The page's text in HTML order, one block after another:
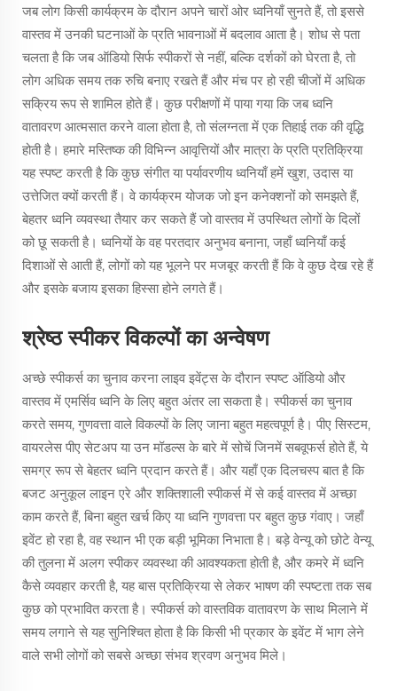
जब लोग किसी कार्यक्रम के दौरान अपने चारों ओर ध्वनियाँ सुनते हैं, तो इससे
वास्तव में उनकी घटनाओं के प्रति भावनाओं में बदलाव आता है। शोध से पता
चलता है कि जब ऑडियो सिर्फ स्पीकरों से नहीं, बल्कि दर्शकों को घेरता है, तो
लोग अधिक समय तक रुचि बनाए रखते हैं और मंच पर हो रही चीजों में अधिक
सक्रिय रूप से शामिल होते हैं। कुछ परीक्षणों में पाया गया कि जब ध्वनि
वातावरण आत्मसात करने वाला होता है, तो संलग्नता में एक तिहाई तक की वृद्धि
होती है। हमारे मस्तिष्क की विभिन्न आवृत्तियों और मात्रा के प्रति प्रतिक्रिया
यह स्पष्ट करती है कि कुछ संगीत या पर्यावरणीय ध्वनियाँ हमें खुश, उदास या
उत्तेजित क्यों करती हैं। वे कार्यक्रम योजक जो इन कनेक्शनों को समझते हैं,
बेहतर ध्वनि व्यवस्था तैयार कर सकते हैं जो वास्तव में उपस्थित लोगों के दिलों
को छू सकती है। ध्वनियों के वह परतदार अनुभव बनाना, जहाँ ध्वनियाँ कई
दिशाओं से आती हैं, लोगों को यह भूलने पर मजबूर करती हैं कि वे कुछ देख रहे हैं
और इसके बजाय इसका हिस्सा होने लगते हैं।
श्रेष्ठ स्पीकर विकल्पों का अन्वेषण
अच्छे स्पीकर्स का चुनाव करना लाइव इवेंट्स के दौरान स्पष्ट ऑडियो और
वास्तव में एमर्सिव ध्वनि के लिए बहुत अंतर ला सकता है। स्पीकर्स का चुनाव
करते समय, गुणवत्ता वाले विकल्पों के लिए जाना बहुत महत्वपूर्ण है। पीए सिस्टम,
वायरलेस पीए सेटअप या उन मॉडल्स के बारे में सोचें जिनमें सबवूफर्स होते हैं, ये
समग्र रूप से बेहतर ध्वनि प्रदान करते हैं। और यहाँ एक दिलचस्प बात है कि
बजट अनुकूल लाइन एरे और शक्तिशाली स्पीकर्स में से कई वास्तव में अच्छा
काम करते हैं, बिना बहुत खर्च किए या ध्वनि गुणवत्ता पर बहुत कुछ गंवाए। जहाँ
इवेंट हो रहा है, वह स्थान भी एक बड़ी भूमिका निभाता है। बड़े वेन्यू को छोटे वेन्यू
की तुलना में अलग स्पीकर व्यवस्था की आवश्यकता होती है, और कमरे में ध्वनि
कैसे व्यवहार करती है, यह बास प्रतिक्रिया से लेकर भाषण की स्पष्टता तक सब
कुछ को प्रभावित करता है। स्पीकर्स को वास्तविक वातावरण के साथ मिलाने में
समय लगाने से यह सुनिश्चित होता है कि किसी भी प्रकार के इवेंट में भाग लेने
वाले सभी लोगों को सबसे अच्छा संभव श्रवण अनुभव मिले।